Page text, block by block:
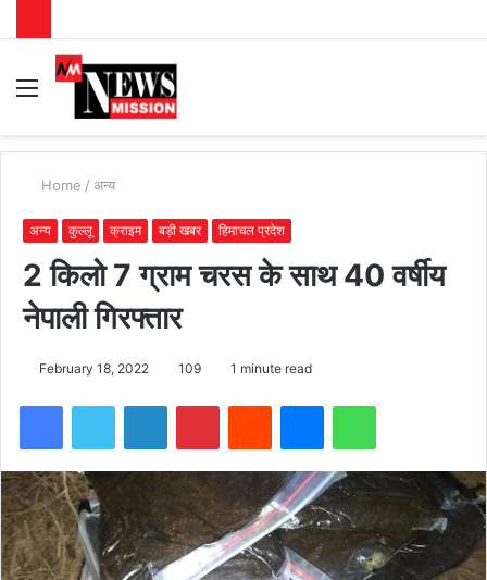
Menu
Home / अन्य
अन्य कुल्लू क्राइम बड़ी खबर हिमाचल प्रदेश
2 किलो 7 ग्राम चरस के साथ 40 वर्षीय
नेपाली गिरफ्तार
February 18, 2022 109 1 minute read